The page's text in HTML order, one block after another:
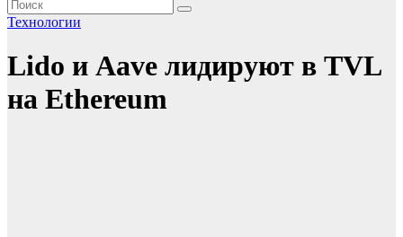
Технологии
Lido и Aave лидируют в TVL
на Ethereum